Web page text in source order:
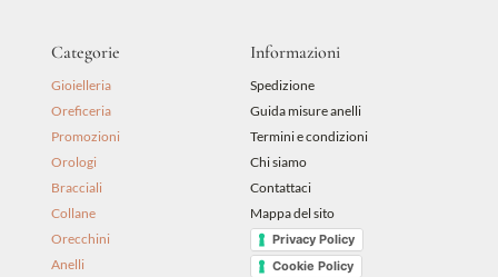
Categorie
Gioielleria
Oreficeria
Promozioni
Orologi
Bracciali
Collane
Orecchini
Anelli
Informazioni
Spedizione
Guida misure anelli
Termini e condizioni
Chi siamo
Contattaci
Mappa del sito
Privacy Policy
Cookie Policy